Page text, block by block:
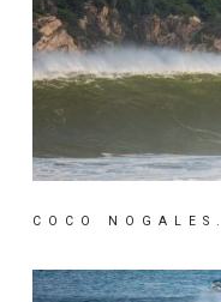
COCO NOGALES.